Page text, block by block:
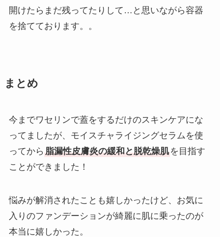
開けたらまだ残ってたりして…と思いながら容器
を捨てております。。
まとめ
今までワセリンで蓋をするだけのスキンケアにな
ってましたが、モイスチャライジングセラムを使
ってから 脂漏性皮膚炎の緩和と脱乾燥肌 を目指す
ことができました！
悩みが解消されたことも嬉しかったけど、お気に
入りのファンデーションが綺麗に肌に乗ったのが
本当に嬉しかった。